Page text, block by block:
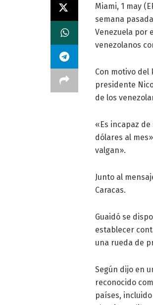
Miami, 1 may
semana
Venezuela por
venezolanos
Con motivo del
presidente
de los
«Es incapaz
dólares al
valgan».
Junto al
Caracas.
Guaidó se
establecer
una rueda de
Según dijo en
reconocido
países,